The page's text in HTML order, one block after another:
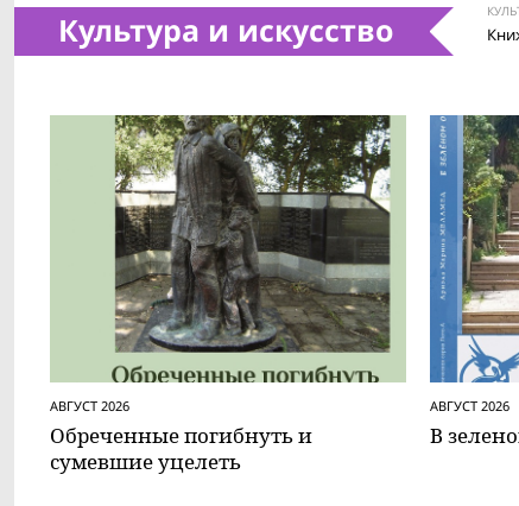
Культура и искусство
АВГУСТ 2026
Обреченные погибнуть и
сумевшие уцелеть
АВГУСТ 2026
В